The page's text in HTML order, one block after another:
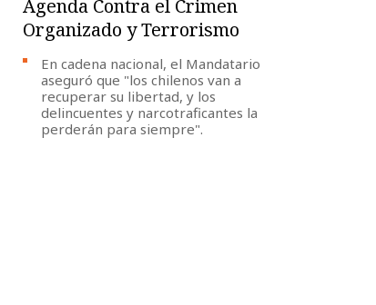
Agenda Contra el Crimen
Organizado y Terrorismo
En cadena nacional, el Mandatario
aseguró que "los chilenos van a
recuperar su libertad, y los
delincuentes y narcotraficantes la
perderán para siempre".